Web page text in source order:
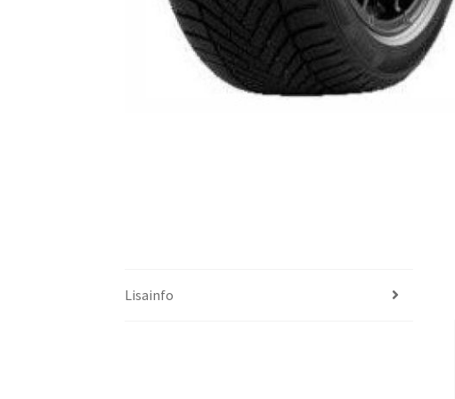
Lisainfo